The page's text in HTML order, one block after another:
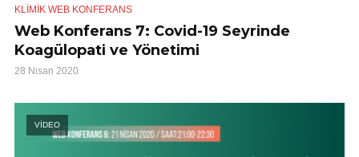
KLIMIK WEB KONFERANS
Web Konferans 7: Covid-19 Seyrinde
Koagülopati ve Yönetimi
28 Nisan 2020
VİDEO